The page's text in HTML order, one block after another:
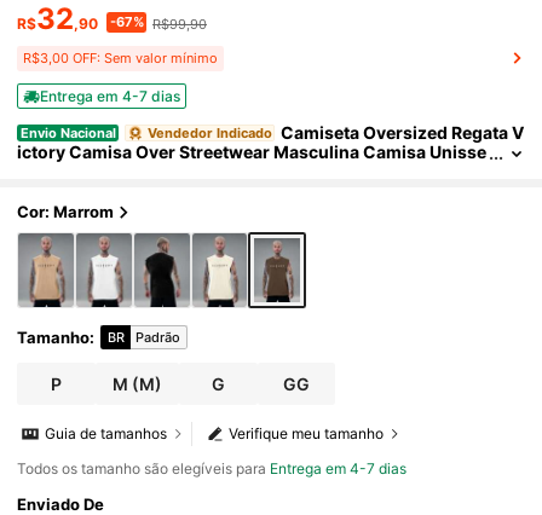
R$32,90 -67% R$99,90
R$3,00 OFF: Sem valor mínimo
Entrega em 4-7 dias
Envio Nacional Vendedor Indicado Camiseta Oversized Regata V
ictory Camisa Over Streetwear Masculina Camisa Unisse
Cor: Marrom
Tamanho: BR Padrão
P M (M) G GG
Verifique meu tamanho
Guia de tamanhos
Todos os tamanho são elegíveis para Entrega em 4-7 dias
Enviado De